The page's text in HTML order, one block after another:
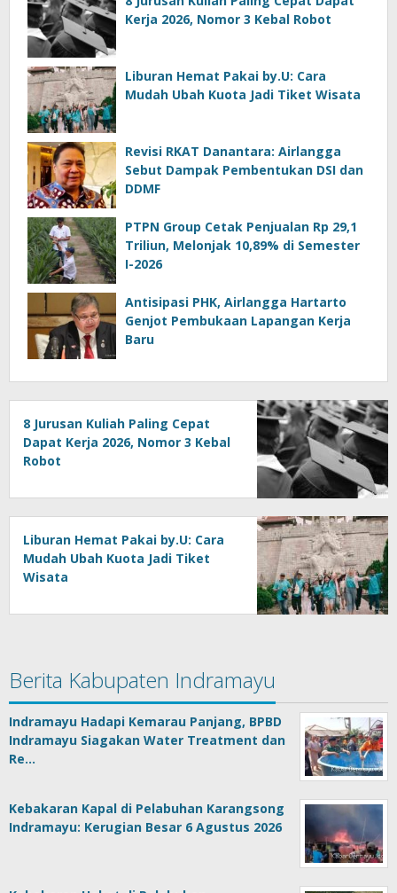
Kerja 2026, Nomor 3 Kebal Robot
Liburan Hemat Pakai by.U: Cara
Mudah Ubah Kuota Jadi Tiket Wisata
Revisi RKAT Danantara: Airlangga
Sebut Dampak Pembentukan DSI dan
DDMF
PTPN Group Cetak Penjualan Rp 29,1
Triliun, Melonjak 10,89% di Semester
I-2026
Antisipasi PHK, Airlangga Hartarto
Genjot Pembukaan Lapangan Kerja
Baru
8 Jurusan Kuliah Paling Cepat
Dapat Kerja 2026, Nomor 3 Kebal
Robot
Liburan Hemat Pakai by.U: Cara
Mudah Ubah Kuota Jadi Tiket
Wisata
Berita Kabupaten Indramayu
Indramayu Hadapi Kemarau Panjang, BPBD
Indramayu Siagakan Water Treatment dan
Re…
Kebakaran Kapal di Pelabuhan Karangsong
Indramayu: Kerugian Besar 6 Agustus 2026